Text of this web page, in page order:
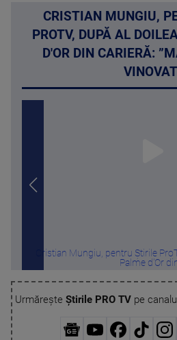
CRISTIAN MUNGIU,
PROTV, DUPĂ AL
D'OR DIN CARIERĂ:
Cristian Mungiu, pentru Știrile
Palme d'Or
Urmărește Știrile PRO TVpe